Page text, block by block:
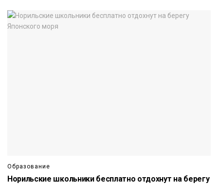
Образование
Норильские школьники бесплатно отдохнут на берегу